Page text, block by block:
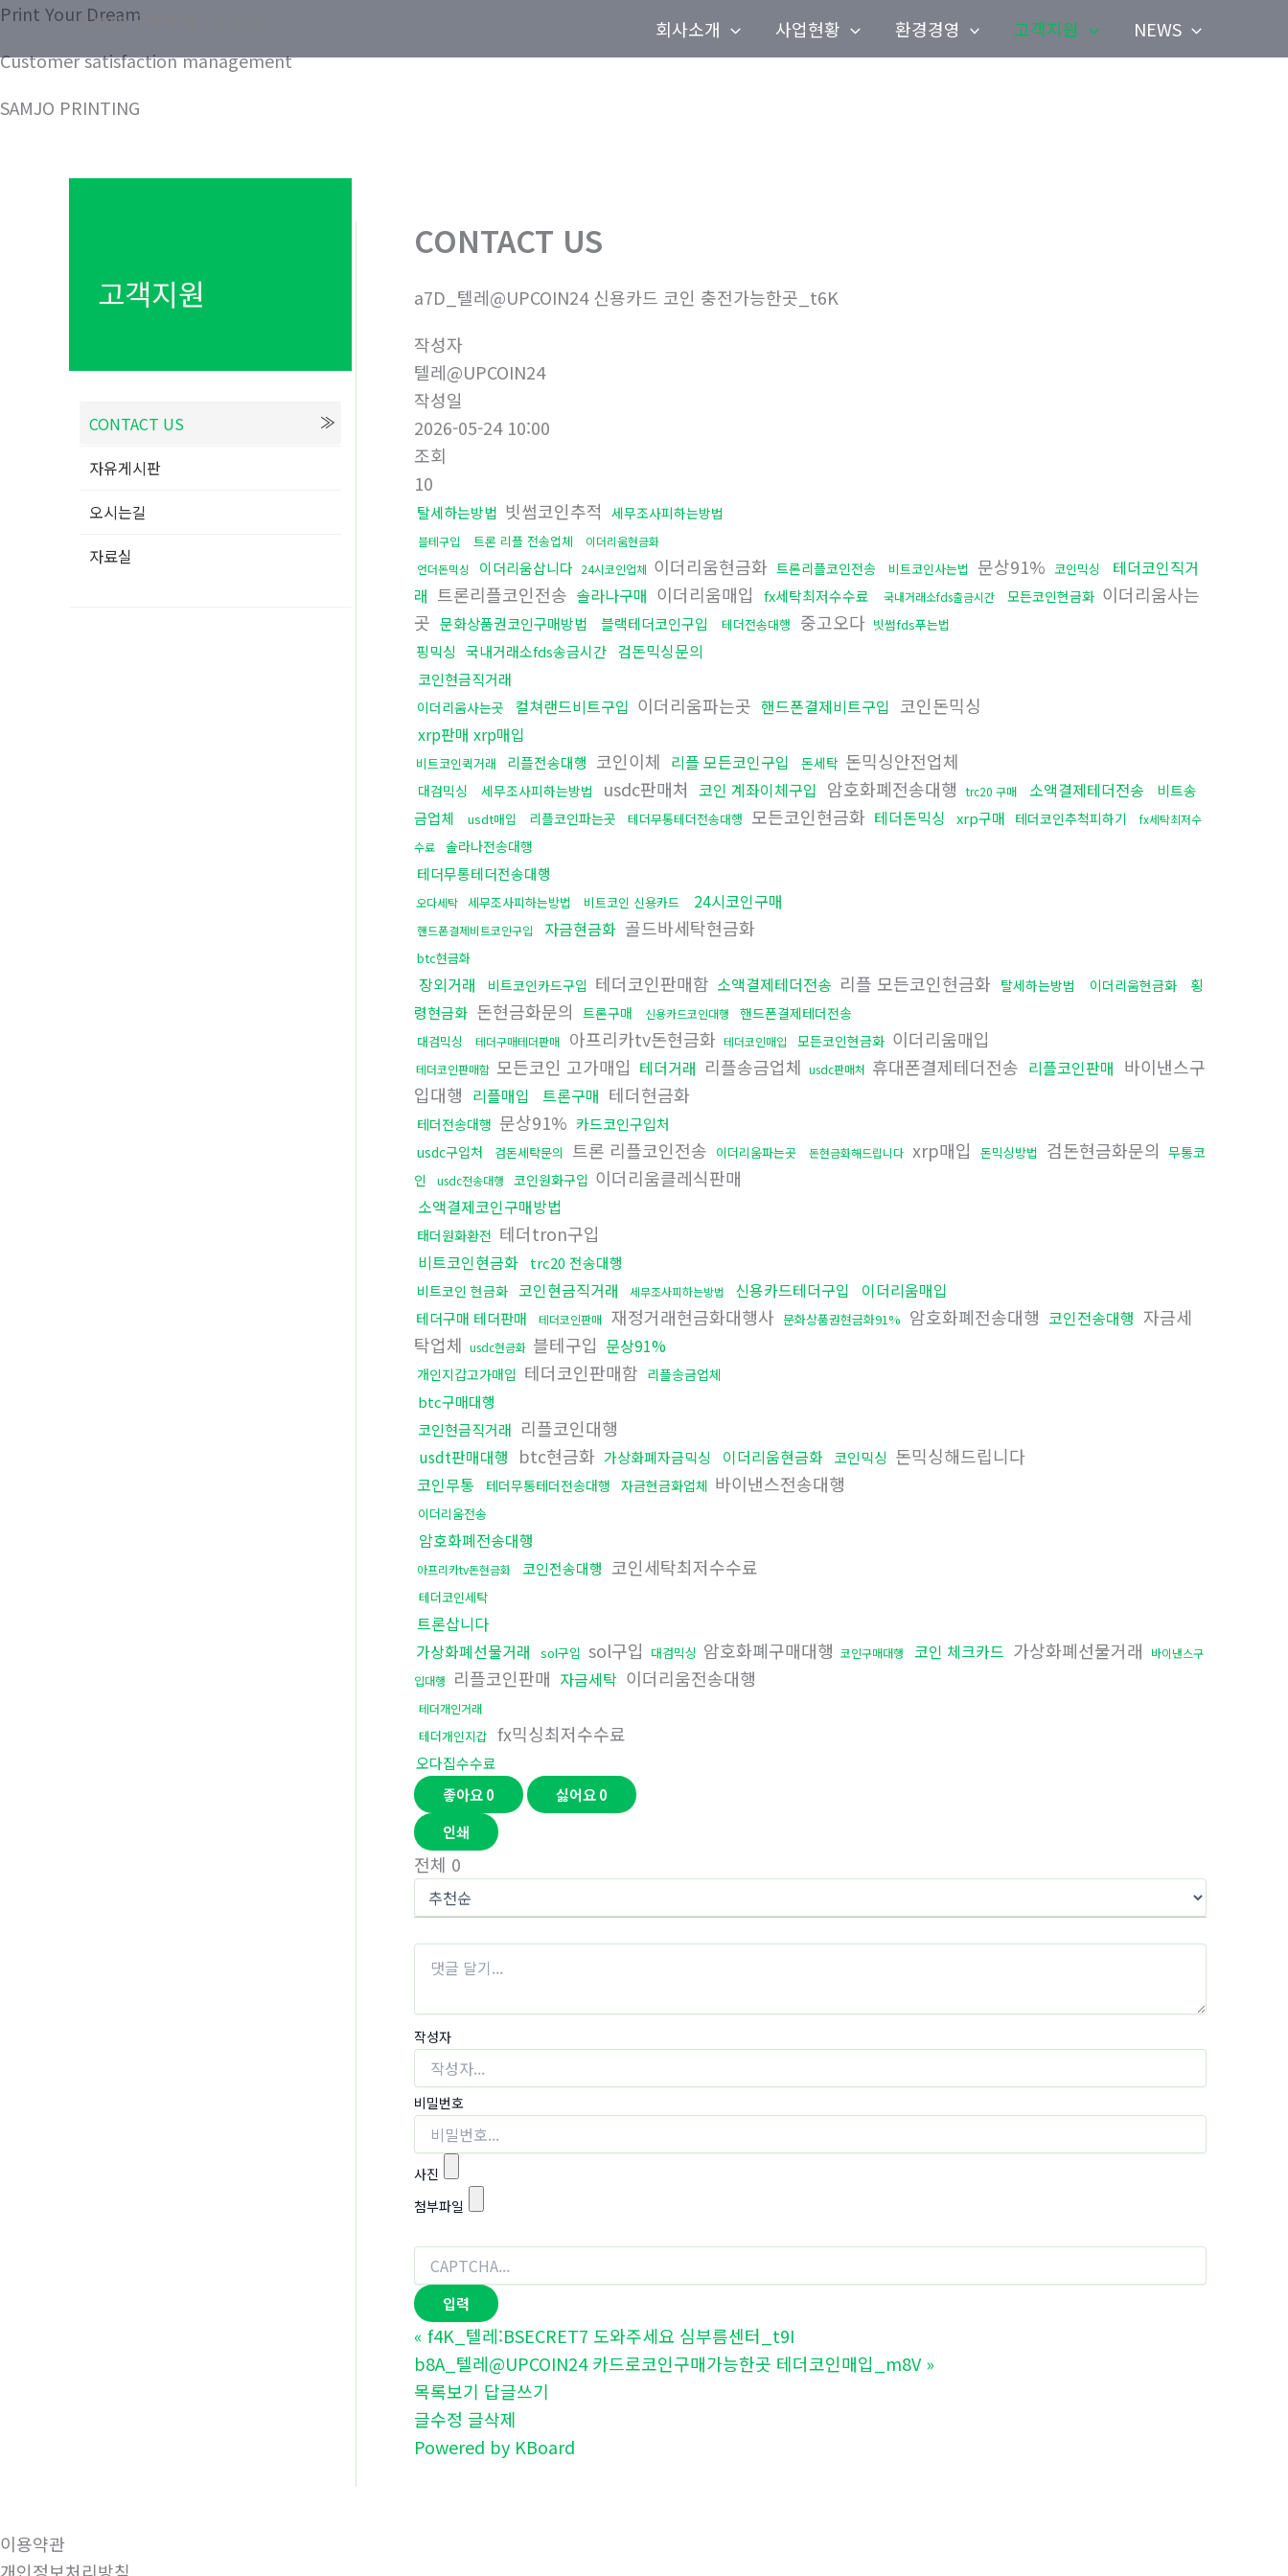
콘
츠
건
Samjo Printing Co. LTD. 회사소개 사업현황 환경경영 고객지원 NEWS
Print Your Dream
Customer satisfaction management
SAMJO PRINTING
고객지원
CONTACT US
자유게시판
오시는길
자료실
CONTACT US
a7D_텔레@UPCOIN24 신용카드 코인 충전가능한곳_t6K
작성자
텔레@UPCOIN24
작성일
2026-05-24 10:00
조회
10
탈세하는방법 빗썸코인추적 세무조사피하는방법
블테구입 트론 리플 전송업체
이더리움현금화
언더돈믹싱
이더리움삽니다 24시코인업체 이더리움현금화 트론리플코인전송 비트코인사는법 문상91% 코인믹싱
테더코인직거
래 트론리플코인전송 솔라나구매 이더리움매입 fx세탁최저수수료 국내거래소fds출금시간 모든코인현금화 이더리움사는
곳 문화상품권코인구매방법 블랙테더코인구입 테더전송대행 중고오다 빗썸fds푸는법
핑믹싱 국내거래소fds송금시간 검돈믹싱문의
코인현금직거래
이더리움사는곳 컬쳐랜드비트구입 이더리움파는곳 핸드폰결제비트구입 코인돈믹싱
xrp판매 xrp매입
비트코인퀵거래 리플전송대행 코인이체 리플 모든코인구입 돈세탁 돈믹싱안전업체
대검믹싱 세무조사피하는방법 usdc판매처 코인 계좌이체구입 암호화폐전송대행 trc20 구매 소액결제테더전송
비트송
금업체
usdt매입 리플코인파는곳 테더무통테더전송대행 모든코인현금화 테더돈믹싱 xrp구매 테더코인추척피하기
fx세탁최저수
수료
솔라나전송대행
테더무통테더전송대행
오다세탁 세무조사피하는방법 비트코인 신용카드 24시코인구매
핸드폰결제비트코인구입 자금현금화 골드바세탁현금화
btc현금화
장외거래 비트코인카드구입 테더코인판매함 소액결제테더전송 리플 모든코인현금화 탈세하는방법 이더리움현금화
횡
령현금화 돈현금화문의 트론구매 신용카드코인대행 핸드폰결제테더전송
대검믹싱 테더구매테더판매 아프리카tv돈현금화 테더코인매입 모든코인현금화 이더리움매입
테더코인판매함 모든코인 고가매입 테더거래 리플송금업체 usdc판매처 휴대폰결제테더전송 리플코인판매 바이낸스구
입대행 리플매입 트론구매 테더현금화
테더전송대행 문상91% 카드코인구입처
usdc구입처 검돈세탁문의 트론 리플코인전송 이더리움파는곳 돈현금화해드립니다 xrp매입 돈믹싱방법 검돈현금화문의 무통코
인
usdc전송대행 코인원화구입 이더리움클레식판매
소액결제코인구매방법
태더원화환전 테더tron구입
비트코인현금화 trc20 전송대행
비트코인 현금화 코인현금직거래 세무조사피하는방법 신용카드테더구입 이더리움매입
테더구매 테더판매 테더코인판매 재정거래현금화대행사 문화상품권현금화91% 암호화폐전송대행 코인전송대행 자금세
탁업체 usdc현금화 블테구입 문상91%
개인지갑고가매입 테더코인판매함 리플송금업체
btc구매대행
코인현금직거래 리플코인대행
usdt판매대행 btc현금화 가상화폐자금믹싱 이더리움현금화 코인믹싱 돈믹싱해드립니다
코인무통 테더무통테더전송대행 자금현금화업체 바이낸스전송대행
이더리움전송
암호화폐전송대행
아프리카tv돈현금화 코인전송대행 코인세탁최저수수료
테더코인세탁
트론삽니다
가상화폐선물거래
sol구입 sol구입 대검믹싱 암호화폐구매대행 코인구매대행 코인 체크카드 가상화폐선물거래
바이낸스구
입대행
리플코인판매 자금세탁 이더리움전송대행
테더개인거래
테더개인지갑 fx믹싱최저수수료
오다집수수료
좋아요0 싫어요0
인쇄
전체 0
작성자
비밀번호
사진
첨부파일
« f4K_텔레:BSECRET7 도와주세요 심부름센터_t9I
b8A_텔레@UPCOIN24 카드로코인구매가능한곳 테더코인매입_m8V »
목록보기 답글쓰기
글수정 글삭제
Powered by KBoard
이용약관